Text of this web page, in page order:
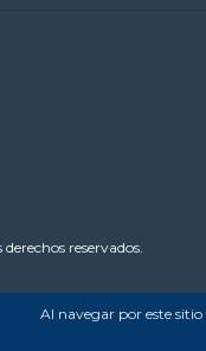
Al navegar por este sitio
reservados.